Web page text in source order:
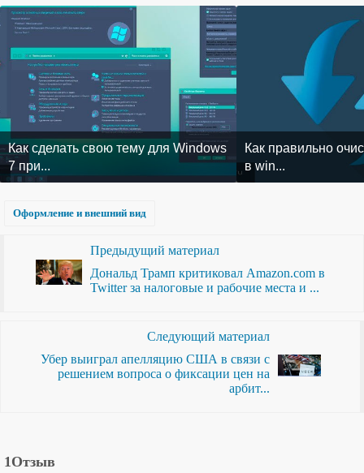
Как сделать свою тему для Windows
7 при...
Как правильно
в win...
Оформление и внешний вид
Предыдущий материал
Дональд Трамп критиковал Amazon.com в
Twitter за налоговые и рабочие места и ...
Следующий материал
Убер выиграл апелляцию США в связи с
решением вопроса о фиксации цен на
арбит...
1Отзыв